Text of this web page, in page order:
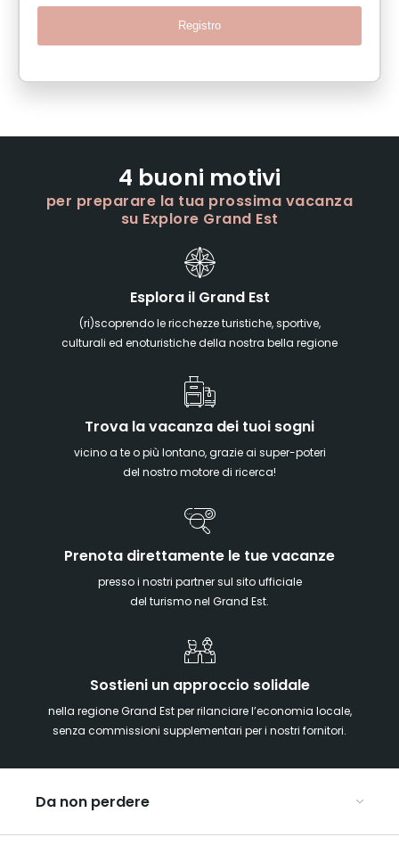
Registro
4 buoni motivi
per preparare la tua prossima vacanza
su Explore Grand Est
Esplora il Grand Est
(ri)scoprendo le ricchezze turistiche, sportive,
culturali ed enoturistiche della nostra bella regione
Trova la vacanza dei tuoi sogni
vicino a te o più lontano, grazie ai super-poteri
del nostro motore di ricerca!
Prenota direttamente le tue vacanze
presso i nostri partner sul sito ufficiale
del turismo nel Grand Est.
Sostieni un approccio solidale
nella regione Grand Est per rilanciare l’economia locale,
senza commissioni supplementari per i nostri fornitori.
Da non perdere